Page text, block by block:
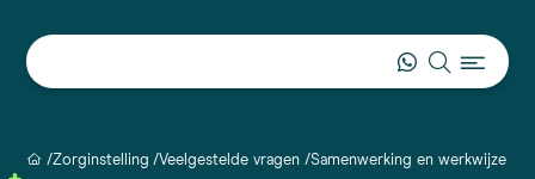
Zorginstelling Veelgestelde vragen Samenwerking en werkwijze